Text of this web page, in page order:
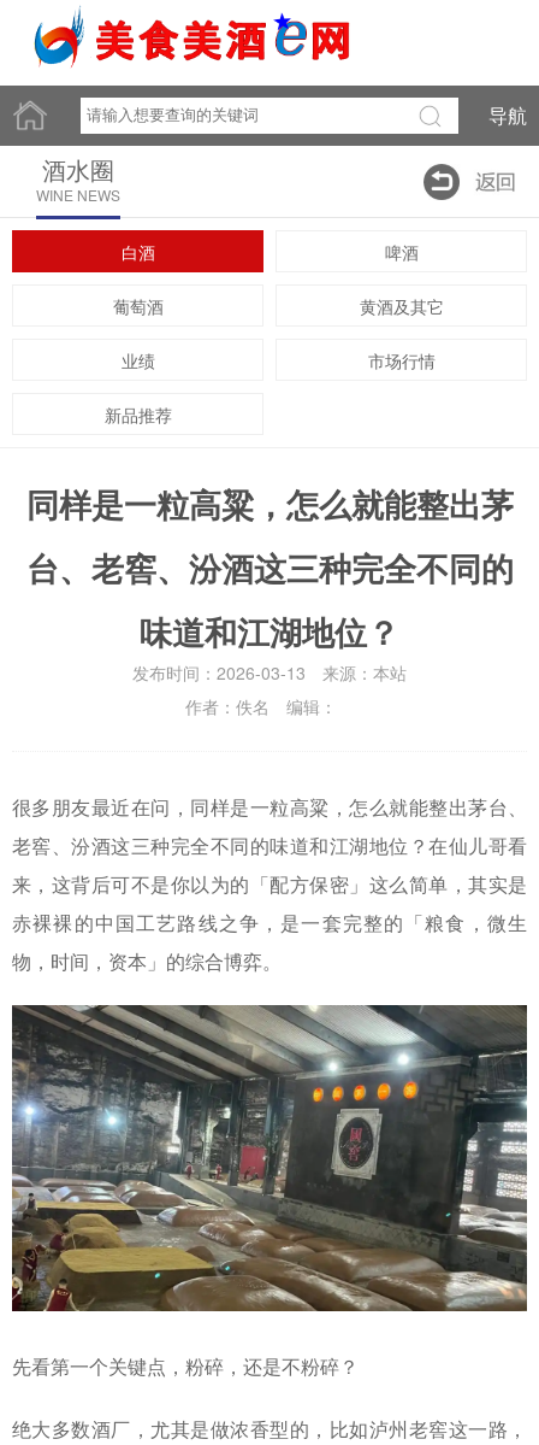
导航
酒水圈
WINE NEWS
白酒 啤酒
葡萄酒 黄酒及其它
业绩 市场行情
新品推荐
同样是一粒高粱，怎么就能整出茅
台、老窖、汾酒这三种完全不同的
味道和江湖地位？
发布时间：2026-03-13 来源：本站
作者：佚名 编辑：
很多朋友最近在问，同样是一粒高粱，怎么就能整出茅台、
老窖、汾酒这三种完全不同的味道和江湖地位？在仙儿哥看
来，这背后可不是你以为的「配方保密」这么简单，其实是
赤裸裸的中国工艺路线之争，是一套完整的「粮食，微生
物，时间，资本」的综合博弈。
先看第一个关键点，粉碎，还是不粉碎？
绝大多数酒厂，尤其是做浓香型的，比如泸州老窖这一路，